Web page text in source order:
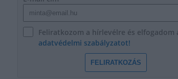
Feliratkozom a hírlevélre és elfogadom
adatvédelmi szabályzatot!
FELIRATKOZÁS